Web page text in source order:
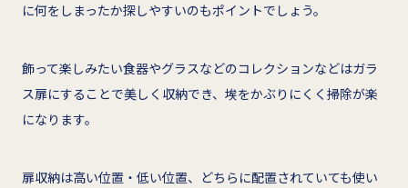
に何をしまったか探しやすいのもポイントでしょう。
飾って楽しみたい食器やグラスなどのコレクションなどはガラ
ス扉にすることで美しく収納でき、埃をかぶりにくく掃除が楽
になります。
扉収納は高い位置・低い位置、どちらに配置されていても使い